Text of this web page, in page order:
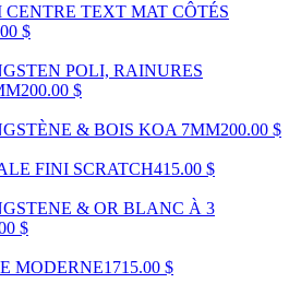
CENTRE TEXT MAT CÔTÉS
$
POLI, RAINURES
200.00 $
& BOIS KOA 7MM200.00 $
FINI SCRATCH415.00 $
& OR BLANC À 3
$
MODERNE1715.00 $